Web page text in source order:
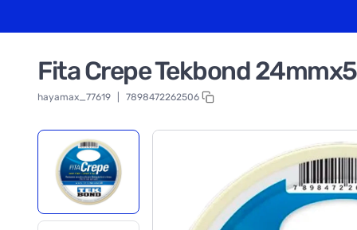
Fita Crepe Tekbond
hayamax_77619 7898472262506